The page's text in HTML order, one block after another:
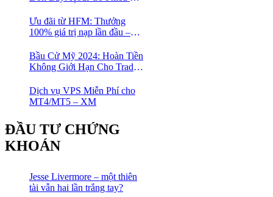
Nhuận Đều Đều | cổ phiếu
CFD
Ưu đãi từ HFM: Thưởng
100% giá trị nạp lần đầu –
Thị Trường Ngay!
Bầu Cử Mỹ 2024: Hoàn Tiền
Không Giới Hạn Cho Trader
Dịch vụ VPS Miễn Phí cho
MT4/MT5 – XM
ĐẦU TƯ CHỨNG
KHOÁN
Jesse Livermore – một thiên
tài vẫn hai lần trắng tay?